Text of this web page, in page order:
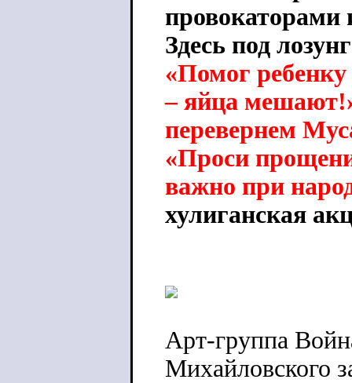
провокаторами
Здесь под
«Помог
– яйца
перевернем
«Проси
важно при
хулиганская
Арт-группа
Михайловского